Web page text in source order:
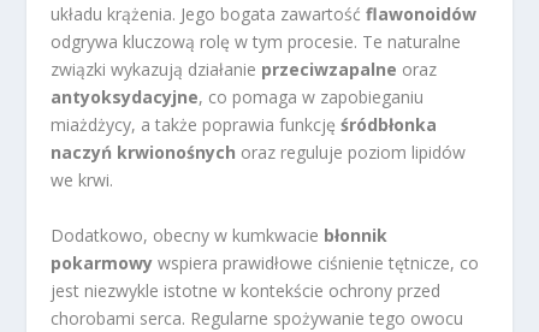
układu krążenia. Jego bogata zawartośćflawonoidów
odgrywa kluczową rolę w tym procesie. Te naturalne
związki wykazują działanie przeciwzapalne oraz
antyoksydacyjne, co pomaga w zapobieganiu
miażdżycy, a także poprawia funkcjęśródbłonka
naczyń krwionośnych oraz reguluje poziom lipidów
we krwi.
Dodatkowo, obecny w kumkwacie błonnik
pokarmowy wspiera prawidłowe ciśnienie tętnicze, co
jest niezwykle istotne w kontekście ochrony przed
chorobami serca. Regularne spożywanie tego owocu